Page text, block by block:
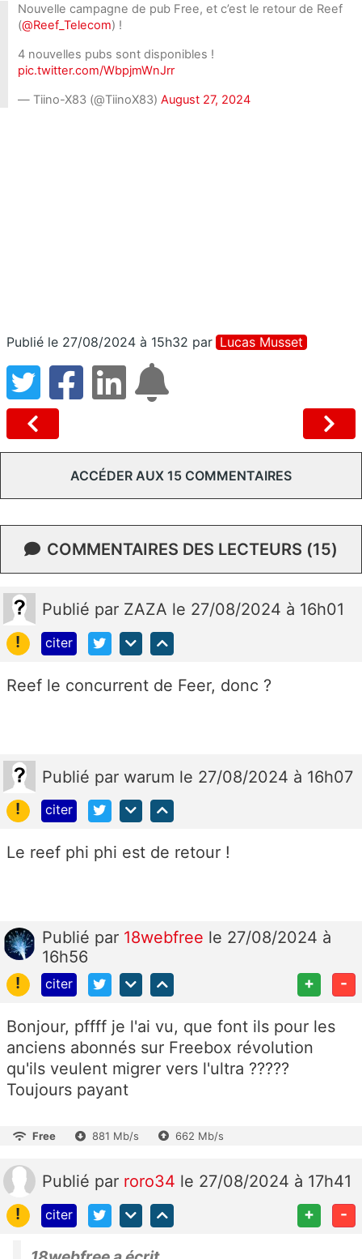
Nouvelle campagne de pub Free, et c’est le retour de Reef
(@Reef_Telecom) !
4 nouvelles pubs sont disponibles !
pic.twitter.com/WbpjmWnJrr
— Tiino-X83 (@TiinoX83) August 27, 2024
Publié le 27/08/2024 à 15h32 par Lucas Musset
ACCÉDER AUX 15 COMMENTAIRES
COMMENTAIRES DES LECTEURS (15)
Publié par ZAZA le 27/08/2024 à 16h01
!
citer
Reef le concurrent de Feer, donc ?
Publié par warum le 27/08/2024 à 16h07
!
citer
Le reef phi phi est de retour !
Publié par 18webfree le 27/08/2024 à
16h56
!
citer + -
Bonjour, pffff je l'ai vu, que font ils pour les
anciens abonnés sur Freebox révolution
qu'ils veulent migrer vers l'ultra ?????
Toujours payant
Free 881 Mb/s 662 Mb/s
Publié par roro34 le 27/08/2024 à 17h41
!
citer + -